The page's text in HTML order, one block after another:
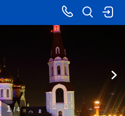
1 / 4